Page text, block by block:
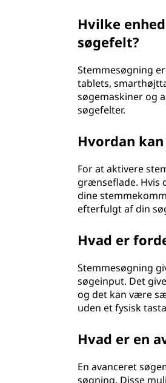
Hvilke
søgefelt?
Stemmesøgning
tablets,
søgemaskiner og
søgefelter.
Hvordan
For at aktivere
grænseflade. Hvis
dine
efterfulgt af din
Hvad er
Stemmesøgning
søgeinput. Det
og det kan være
uden et fysisk
Hvad er en
En avanceret
søgning. Disse